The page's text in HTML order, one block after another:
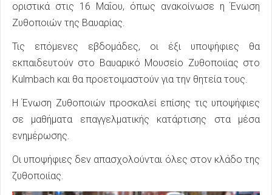
οριστικά στις 16 Μαΐου, όπως ανακοίνωσε η Ένωση
Ζυθοποιών της Βαυαρίας.
Τις επόμενες εβδομάδες, οι έξι υποψήφιες θα
εκπαιδευτούν στο Βαυαρικό Μουσείο Ζυθοποιίας στο
Kulmbach και θα προετοιμαστούν για την θητεία τους.
Η Ένωση Ζυθοποιών προσκαλεί επίσης τις υποψήφιες
σε μαθήματα επαγγελματικής κατάρτισης στα μέσα
ενημέρωσης.
Οι υποψήφιες δεν απασχολούνται όλες στον κλάδο της
ζυθοποιίας.